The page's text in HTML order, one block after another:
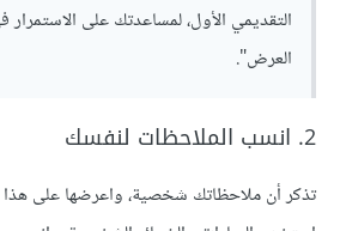
التقديمي الأول، لمساعدتك على
العرض".
2. انسب الملاحظات لنفسك
تذكر أن ملاحظاتك شخصية، واعرضها على هذا